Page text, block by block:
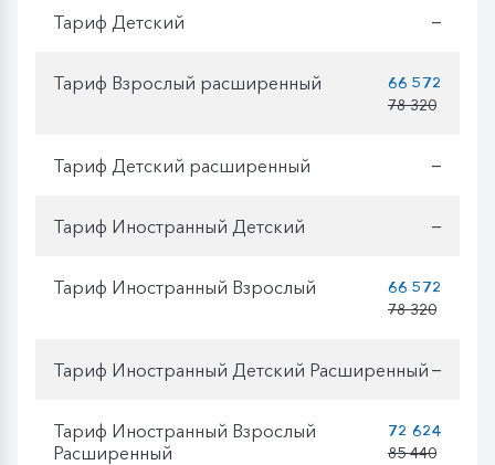
Тариф Детский —
Тариф Взрослый расширенный
66 572
78 320
Тариф Детский расширенный —
Тариф Иностранный Детский —
Тариф Иностранный Взрослый
66 572
78 320
Тариф Иностранный Детский Расширенный —
Тариф Иностранный Взрослый
Расширенный
72 624
85 440